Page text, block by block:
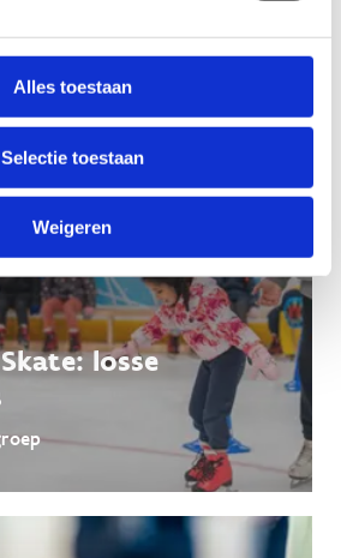
Alles toestaan
Selectie toestaan
Weigeren
losse